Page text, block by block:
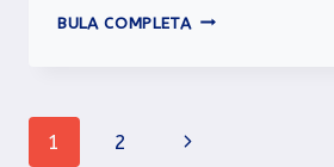
BULA COMPLETA CLORIDRATO
Navegação
1 2 Página